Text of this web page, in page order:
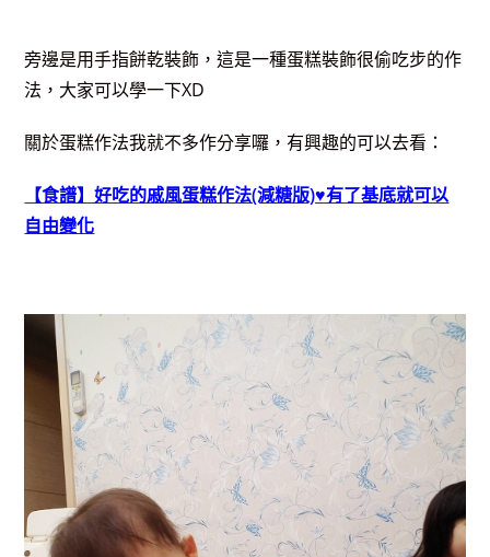
旁邊是用手指餅乾裝飾，這是一種蛋糕裝飾很偷吃步的作
法，大家可以學一下XD
關於蛋糕作法我就不多作分享囉，有興趣的可以去看：
【食譜】好吃的戚風蛋糕作法(減糖版)♥有了基底就可以
自由變化